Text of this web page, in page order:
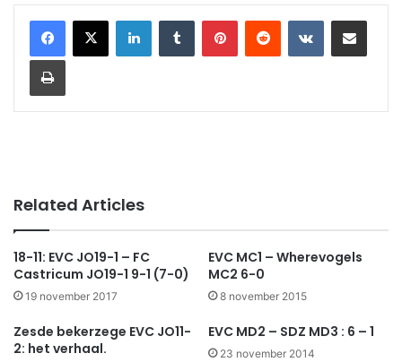
LinkedInTumblr PinterestReddit VKontakteShare via Email
Print
Related Articles
18-11: EVC JO19-1 – FC
Castricum JO19-1 9-1 (7-0)
19 november 2017
EVC MC1 – Wherevogels
MC2 6-0
8 november 2015
Zesde bekerzege EVC JO11-
2: het verhaal.
EVC MD2 – SDZ MD3 : 6 – 1
23 november 2014